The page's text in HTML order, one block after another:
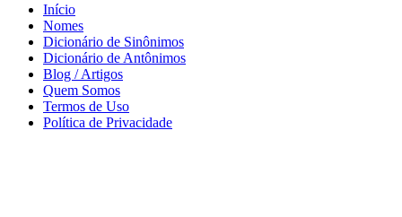
Início
Nomes
Dicionário de Sinônimos
Dicionário de Antônimos
Blog / Artigos
Quem Somos
Termos de Uso
Política de Privacidade